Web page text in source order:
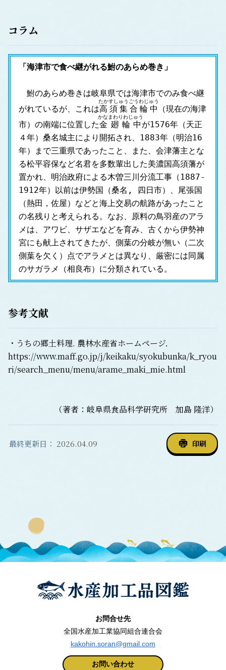
コラム
「海津市で食べ継がれる鮒のあらめ巻き」
鮒のあらめ巻きは岐阜県では海津市でのみ食べ継
がれているが、これは高須集合輪中
たかすしゅうごうわじゅう
（現在の海津
市）の南端に位置した金廻輪中
かなまわりわじゅう
が1576年（天正
４年）桑名城主により開拓され、1883年（明治16
年）まで三重県であったこと、また、会津藩主とな
る松平容保など名君を多数輩出した美濃国高須藩が
置かれ、明治政府による木曽三川分流工事（1887-
1912年）以前は伊勢国（桑名, 四日市）、尾張国
（熱田，佐屋）などと海上交易の航路があったこと
の名残りと考えられる。なお、原料の鳥羽産のアラ
メは、アワビ、サザエなどを育み、古くから伊勢神
宮にも献上されてきたが、側葉の分岐が無い（二次
側葉を欠く）点でアラメとは異なり、厳密には同属
のサガラメ（相良布）に分類されている。
参考文献
・うちの郷土料理. 農林水産省ホームページ．
https://www.maff.go.jp/j/keikaku/syokubunka/k_ryou
ri/search_menu/menu/arame_maki_mie.html
（著者：岐阜県食品科学研究所 加島 隆洋）
最終更新日： 2026.04.09 印刷
お問合せ先
全国水産加工業協同組合連合会
kakohin.soran@gmail.com
お問い合わせ